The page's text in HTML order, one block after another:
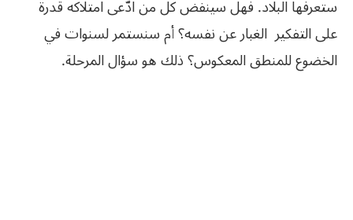
ستعرفها البلاد. فهل سينفض كل من ادّعى امتلاكه قدرة
على التفكير الغبار عن نفسه؟ أم سنستمر لسنوات في
الخضوع للمنطق المعكوس؟ ذلك هو سؤال المرحلة‮.‬‭ ‬